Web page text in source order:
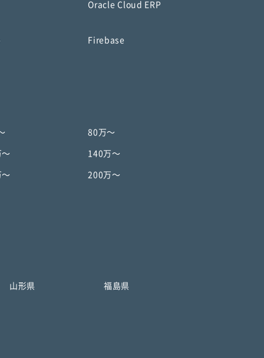
Oracle Cloud ERP
Firebase
80万〜
〜 140万〜
〜 200万〜
山形県 福島県